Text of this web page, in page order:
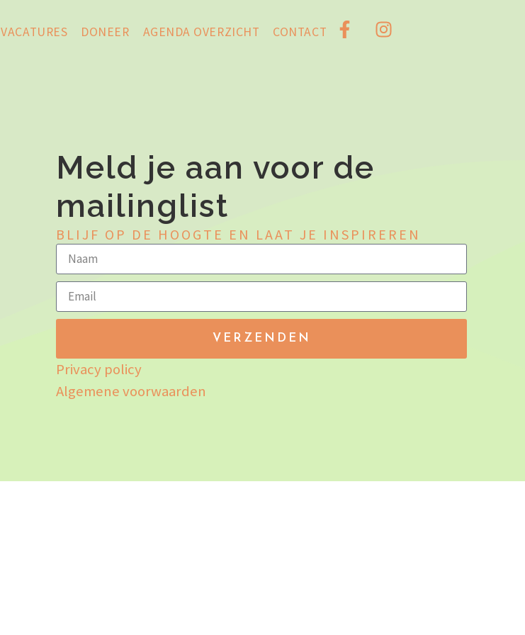
VACATURES DONEER AGENDA OVERZICHT CONTACT
Meld je aan voor de
mailinglist
BLIJF OP DE HOOGTE EN LAAT JE INSPIREREN
VERZENDEN
Privacy policy
Algemene voorwaarden